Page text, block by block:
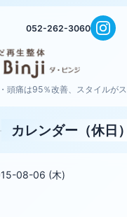
052-262-3060
頭痛は95％改善、スタイルが
カレンダー（休日）
08-06 (木)